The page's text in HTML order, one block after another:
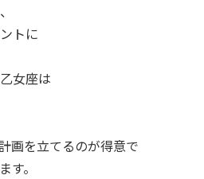
トに
女座は
画を立てるのが得意で
す。